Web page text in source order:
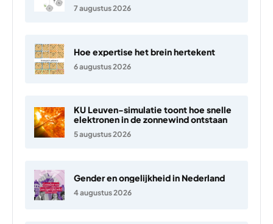
7 augustus 2026
Hoe expertise het brein hertekent
6 augustus 2026
KU Leuven-simulatie toont hoe snelle
elektronen in de zonnewind ontstaan
5 augustus 2026
Gender en ongelijkheid in Nederland
4 augustus 2026